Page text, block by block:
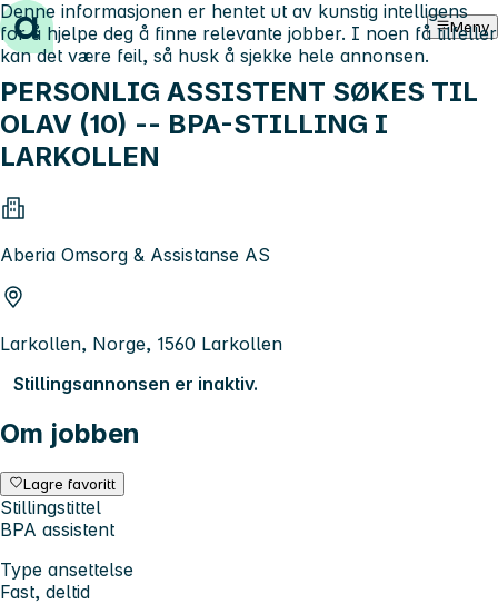
Hopp til innhold Meny
PERSONLIG ASSISTENT SØKES TIL
OLAV (10) -- BPA-STILLING I
LARKOLLEN
Aberia Omsorg & Assistanse AS
Larkollen, Norge, 1560 Larkollen
Stillingsannonsen er inaktiv.
Om jobben
Lagre favoritt
Stillingstittel
BPA assistent
Type ansettelse
Fast, deltid
Denne informasjonen er hentet ut av kunstig intelligens
for å hjelpe deg å finne relevante jobber. I noen få tilfeller
kan det være feil, så husk å sjekke hele annonsen.